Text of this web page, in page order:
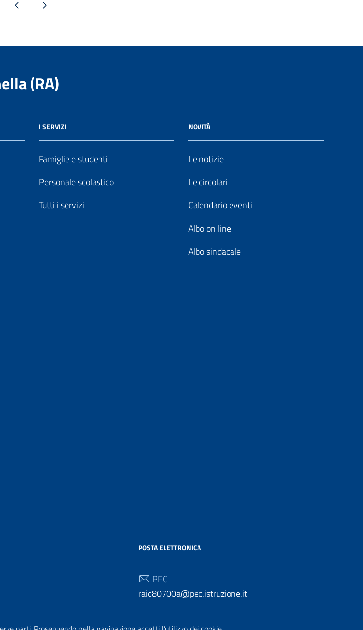
precedentePagina successiva
(RA)
I SERVIZI
Famiglie e studenti
Personale scolastico
Tutti i servizi
NOVITÀ
Le notizie
Le circolari
Calendario eventi
Albo on line
Albo sindacale
POSTA ELETTRONICA
PEC
raic80700a@pec.istruzione.it